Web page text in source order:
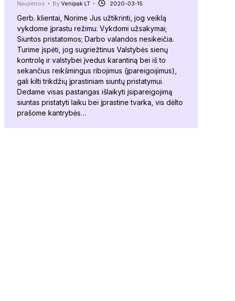
Naujienos By Venipak LT 2020-03-15
Gerb. klientai, Norime Jus užtikrinti, jog veiklą
vykdome įprastu režimu: Vykdomi užsakymai;
Siuntos pristatomos; Darbo valandos nesikeičia.
Turime įspėti, jog sugriežtinus Valstybės sienų
kontrolę ir valstybei įvedus karantiną bei iš to
sekančius reikšmingus ribojimus (įpareigoijimus),
gali kilti trikdžių įprastiniam siuntų pristatymui.
Dedame visas pastangas išlaikyti įsipareigojimą
siuntas pristatyti laiku bei įprastine tvarka, vis dėlto
prašome kantrybės…